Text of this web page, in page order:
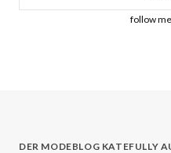
follow me
DER MODEBLOG KATEFULLY